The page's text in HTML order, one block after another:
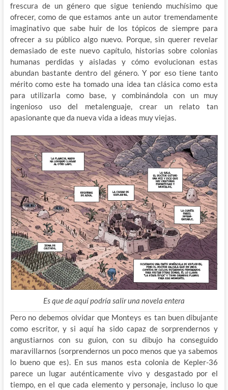
frescura de un género que sigue teniendo muchísimo que
ofrecer, como de que estamos ante un autor tremendamente
imaginativo que sabe huir de los tópicos de siempre para
ofrecer a su público algo nuevo. Porque, sin querer revelar
demasiado de este nuevo capítulo, historias sobre colonias
humanas perdidas y aisladas y cómo evolucionan estas
abundan bastante dentro del género. Y por eso tiene tanto
mérito como este ha tomado una idea tan clásica como esta
para utilizarla como base, y combinándola con un muy
ingenioso uso del metalenguaje, crear un relato tan
apasionante que da nueva vida a ideas muy viejas.
Es que de aquí podría salir una novela entera
Pero no debemos olvidar que Monteys es tan buen dibujante
como escritor, y si aquí ha sido capaz de sorprendernos y
angustiarnos con su guion, con su dibujo ha conseguido
maravillarnos (sorprendernos un poco menos que ya sabemos
lo bueno que es). En sus manos esta colonia de Kepler-36
parece un lugar auténticamente vivo y desgastado por el
tiempo, en el que cada elemento y personaje, incluso lo que